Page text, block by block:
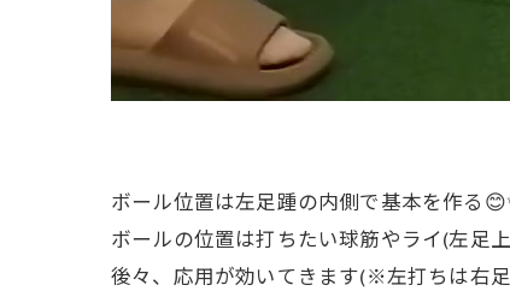
ボール位置は左足踵の内側で基本を作る
ボールの位置は打ちたい球筋やライ(左足
後々、応用が効いてきます(※左打ちは右